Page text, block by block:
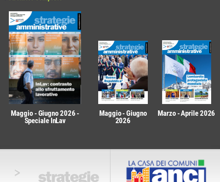
Maggio - Giugno 2026 -
Speciale InLav
Maggio - Giugno
2026
Marzo - Aprile 2026